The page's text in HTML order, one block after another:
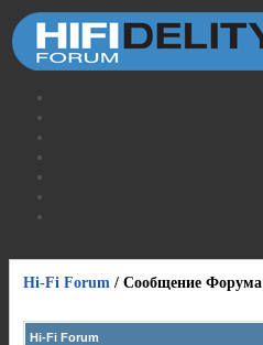
Hi-Fi Forum / Сообщение Форума
Hi-Fi Forum